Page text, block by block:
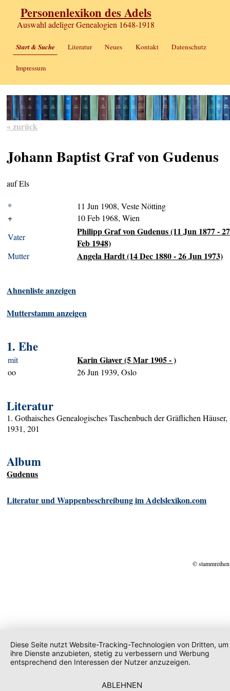
Personenlexikon des Adels
Auswahl adeliger Genealogien 1648-1918
Start & Suche Literatur Neues Kontakt Datenschutz
Impressum
« zurück
Johann Baptist Graf von Gudenus
auf Els
*
11 Jun 1908, Veste Nötting
+
10 Feb 1968, Wien
Vater
Philipp Graf von Gudenus (11 Jun 1877 - 27
Feb 1948)
Mutter Angela Hardt (14 Dec 1880 - 26 Jun 1973)
Ahnenliste anzeigen
Mutterstamm anzeigen
1. Ehe
mit Karin Giaver (5 Mar 1905 - )
oo 26 Jun 1939, Oslo
Literatur
1. Gothaisches Genealogisches Taschenbuch der Gräflichen Häuser,
1931, 201
Album
Gudenus
Literatur und Wappenbeschreibung im Adelslexikon.com
©
Diese Seite nutzt Website-Tracking-Technologien von Dritten, um
ihre Dienste anzubieten, stetig zu verbessern und Werbung
entsprechend den Interessen der Nutzer anzuzeigen.
ABLEHNEN